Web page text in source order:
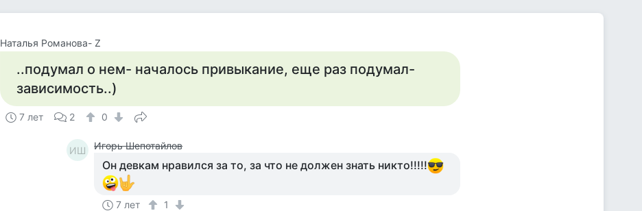
Наталья Романова- Z
..подумал о нем- началось привыкание, еще раз подумал-
зависимость..)
7 лет 2 0
ИШ Игорь Шепотайлов
Он девкам нравился за то, за что не должен знать никто!!!!!
7 лет 1